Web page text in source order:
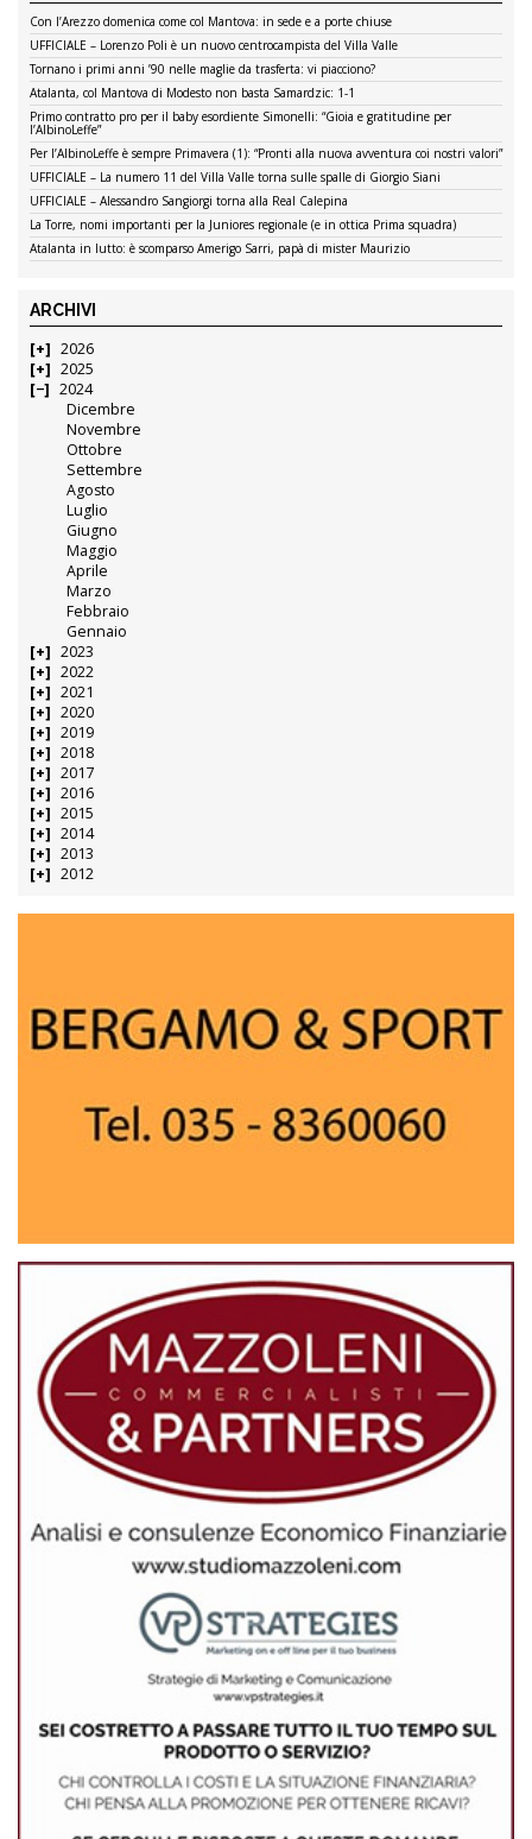
Con l’Arezzo domenica come col Mantova: in sede e a porte chiuse
UFFICIALE – Lorenzo Poli è un nuovo centrocampista del Villa Valle
Tornano i primi anni ’90 nelle maglie da trasferta: vi piacciono?
Atalanta, col Mantova di Modesto non basta Samardzic: 1-1
Primo contratto pro per il baby esordiente Simonelli: “Gioia e gratitudine per
l’AlbinoLeffe”
Per l’AlbinoLeffe è sempre Primavera (1): “Pronti alla nuova avventura coi nostri valori”
UFFICIALE – La numero 11 del Villa Valle torna sulle spalle di Giorgio Siani
UFFICIALE – Alessandro Sangiorgi torna alla Real Calepina
La Torre, nomi importanti per la Juniores regionale (e in ottica Prima squadra)
Atalanta in lutto: è scomparso Amerigo Sarri, papà di mister Maurizio
ARCHIVI
2026
2025
2024
Dicembre
Novembre
Ottobre
Settembre
Agosto
Luglio
Giugno
Maggio
Aprile
Marzo
Febbraio
Gennaio
2023
2022
2021
2020
2019
2018
2017
2016
2015
2014
2013
2012